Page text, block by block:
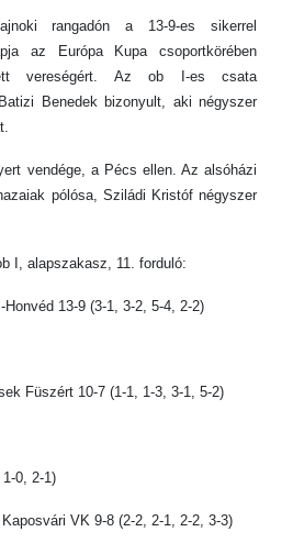
rangadón a 13-9-es sikerrel
az Európa Kupa csoportkörében
vereségért. Az ob I-es csata
Benedek bizonyult, aki négyszer
vendége, a Pécs ellen. Az alsóházi
pólósa, Sziládi Kristóf négyszer
I, alapszakasz, 11. forduló:
13-9 (3-1, 3-2, 5-4, 2-2)
Füszért 10-7 (1-1, 1-3, 3-1, 5-2)
0, 2-1)
VK 9-8 (2-2, 2-1, 2-2, 3-3)